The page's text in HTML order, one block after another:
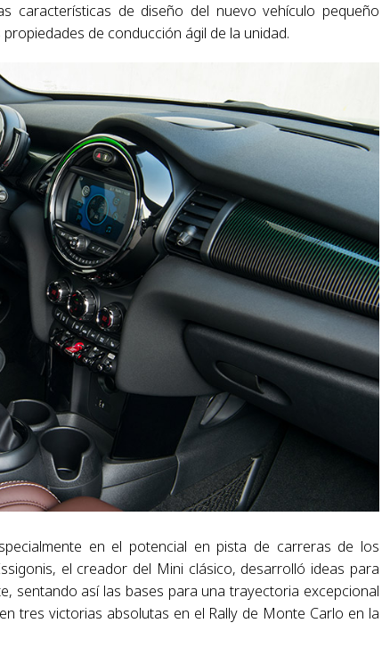
características de diseño del nuevo vehículo pequeño
de conducción ágil de la unidad.
en el potencial en pista de carreras de los
el creador del Mini clásico, desarrolló ideas para
sentando así las bases para una trayectoria excepcional
tres victorias absolutas en el Rally de Monte Carlo en la